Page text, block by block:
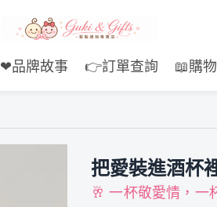
❤品牌故事 👉訂單查詢 📖購
把愛裝進酒杯
🥂 一杯敬愛情，一